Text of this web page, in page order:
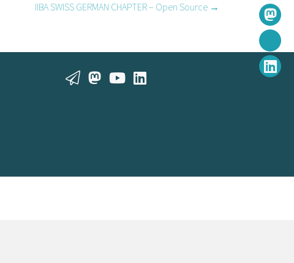
IIBA SWISS GERMAN CHAPTER – Open Source →